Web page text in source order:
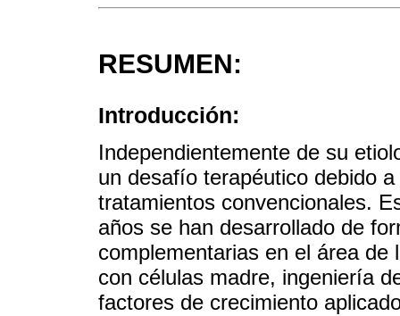
RESUMEN:
Introducción:
Independientemente de su
un desafío terapéutico debido
tratamientos convencionales.
años se han desarrollado de
complementarias en el área
con células madre, ingeniería
factores de crecimiento